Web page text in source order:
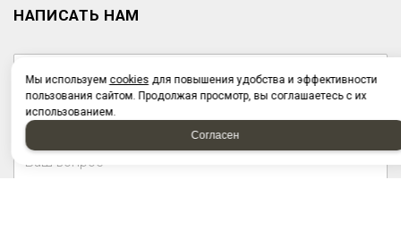
НАПИСАТЬ НАМ
Мы используем cookies для повышения удобства и эффективности
пользования сайтом. Продолжая просмотр, вы соглашаетесь с их
использованием.
Согласен